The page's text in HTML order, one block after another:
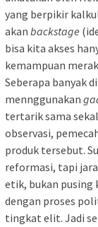
yang berpikir
akan backstage
bisa kita akses
kemampuan
Seberapa banyak
mennggunakan
tertarik sama
observasi,
produk tersebut.
reformasi, tapi
etik, bukan pusing
dengan proses
tingkat elit. Jadi